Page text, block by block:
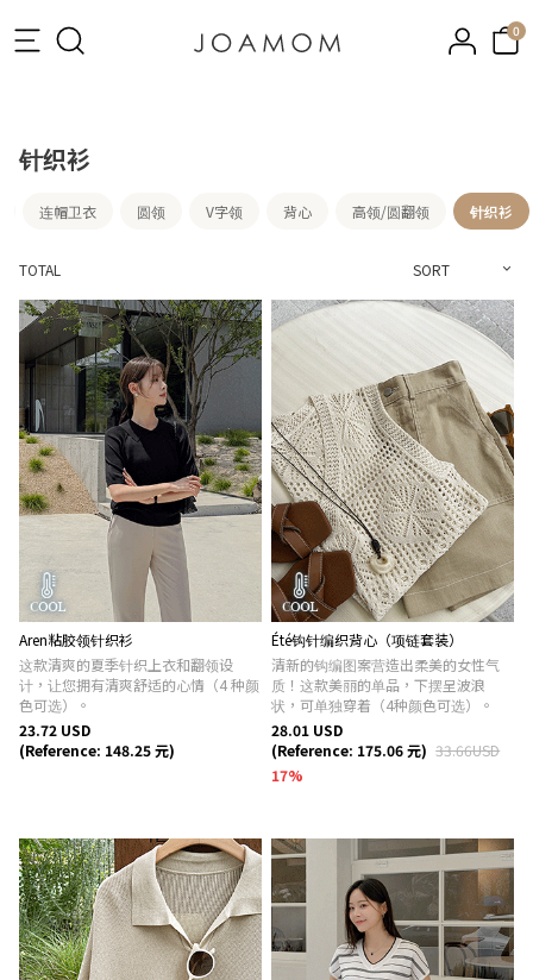
0
针织衫
连帽卫衣 圆领 V字领 背心 高领/圆翻领 针织衫
TOTAL
Aren粘胶领针织衫
这款清爽的夏季针织上衣和翻领设
计，让您拥有清爽舒适的心情（4 种颜
色可选）。
23.72 USD
(Reference: 148.25 元)
Été钩针编织背心（项链套装）
清新的钩编图案营造出柔美的女性气
质！这款美丽的单品，下摆呈波浪
状，可单独穿着（4种颜色可选）。
28.01 USD
(Reference: 175.06 元) 33.66USD
17%